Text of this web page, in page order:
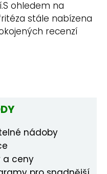
ohledem na
stále nabízena
recenzí
nádoby
a ceny